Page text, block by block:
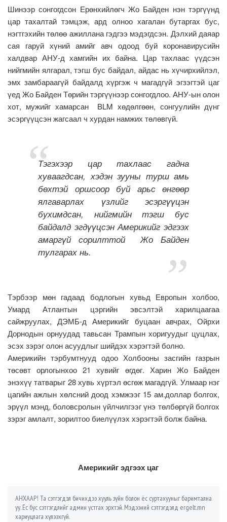
Шинээр сонгогдсон Ерөнхийлөгч Жо Байден нэн тэргүүнд
цар тахалтай тэмцэж, ард олноо хагалан бутаргах бус,
нэгтгэхийн төлөө ажиллана гэдгээ мэдэгдсэн. Дэлхий даяар
сая гаруй хүний амийг авч одоод буй коронавирусийн
халдвар АНУ-д хамгийн их байна. Цар тахлаас үүдсэн
нийгмийн ялгарал, тэгш бус байдал, айдас нь хүчирхийлэл,
эмх замбараагүй байдалд хүргэж ч магадгүй эгзэгтэй цаг
үед Жо Байден Төрийн тэргүүнээр сонгогдлоо. АНУ-ын олон
хот, мужийг хамарсан BLM хөдөлгөөн, сонгуулийн дүнг
эсэргүүцсэн жагсаал ч хурдан намжих төлөвгүй.
Тэгэхээр цар тахлаас гадна
хуваагдсан, хэдэн зууны турш амь
бөхтэй оршсоор буй арьс өнгөөр
ялгаварлах үзлийг эсэргүүцэн
бухимдсан, нийгмийн тэгш бус
байдалд эгдүүцсэн Америкийг эдгээх
амаргүй сорилттой Жо Байден
тулгарах нь.
Тэрбээр мөн гадаад бодлогын хувьд Европын холбоо,
Умард Атлантын цэргийн эвсэлтэй харилцаагаа
сайжруулах, ДЭМБ-д Америкийг буцаан авчрах, Ойрхи
Дорнодын орнуудад тавьсан Трампын хоригуудыг цуцлах,
эсэх зэрэг олон асуудлыг шийдэх хэрэгтэй болно.
Америкийн тэрбумтнууд одоо Холбооны засгийн газрын
төсөвт орлогынхоо 21 хувийг өгдөг. Харин Жо Байден
энэхүү татварыг 28 хувь хүртэл өсгөж магадгүй. Улмаар нэг
цагийн ажлын хөлсний доод хэмжээг 15 ам.доллар болгох,
эрүүл мэнд, боловсролын үйлчилгээг үнэ төлбөргүй болгох
зэрэг амлалт, зорилтоо биелүүлэх хэрэгтэй болж байна.
Америкийг эдгээх цаг
АНХААР! Та сэтгэгдэл бичихдээ хууль зүйн болон ёс суртахууныг баримтална
уу. Ёс бус сэтгэгдлийг админ устгах эрхтэй. Мэдээний сэтгэгдэлд ergelt.mn
хариуцлага хүлээхгүй.